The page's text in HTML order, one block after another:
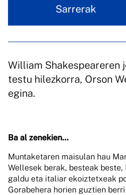
Sarrerak
William Shakespeareren
testu hilezkorra, Orson
egina.
Ba al zenekien…
Muntaketaren maisulan hau
Wellesek berak, besteak
galdu eta italiar ekoiztetxeak
Gorabehera horien guztien